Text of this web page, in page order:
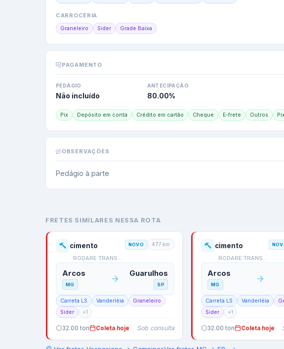
CARROCERIA
Graneleiro Sider Grade Baixa
PAGAMENTO
PEDÁGIO
Não incluído
ANTECIPAÇÃO
80.00%
Pix Depósito em conta Crédito em cartão Cheque E-frete Outros
OBSERVAÇÕES
Pedágio à parte
FRETES SIMILARES NESSA ROTA
cimento
RODARE TRANSPORTES
NOVO 477 km
Arcos
MG
Guarulhos
SP
Carreta LS Vanderléia
Graneleiro
Sider
+1
32.00 ton Coleta hoje Sob consulta
cimento
RODARE TRANSPORTES
Arcos
MG
Carreta LS Vanderléia
Sider
+1
32.00 ton Coleta hoje